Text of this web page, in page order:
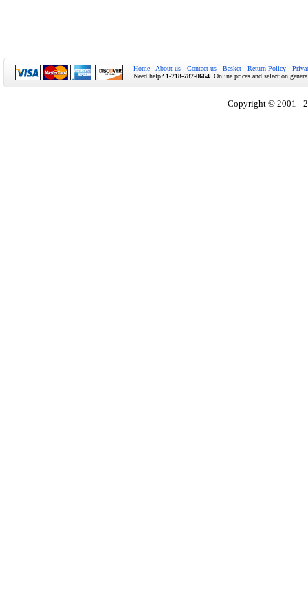
Home About us Contact us Basket Return Policy
Need help? 1-718-787-0664 . Online prices and selection
Copyright © 2001 -